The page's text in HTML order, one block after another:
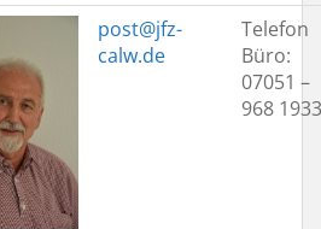
post@jfz-
calw.de
Telefon
Büro:
07051 –
968 1933